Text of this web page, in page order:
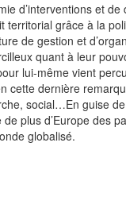
d’interventions et
territorial grâce à la
de gestion et
quant à leur
lui-même vient
cette dernière
social…En guise
plus d’Europe des
globalisé.